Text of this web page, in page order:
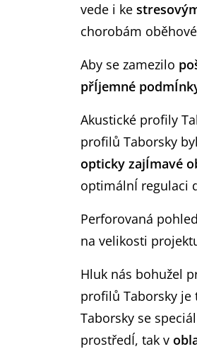
vede i ke
chorobám
Aby se zamezilo
přÍjemné
Akustické profily
profilů Taborsky
opticky zajÍmavé
optimálnÍ regulaci
Perforovaná
na velikosti
Hluk nás bohužel
profilů Taborsky
Taborsky se
prostředÍ, tak v